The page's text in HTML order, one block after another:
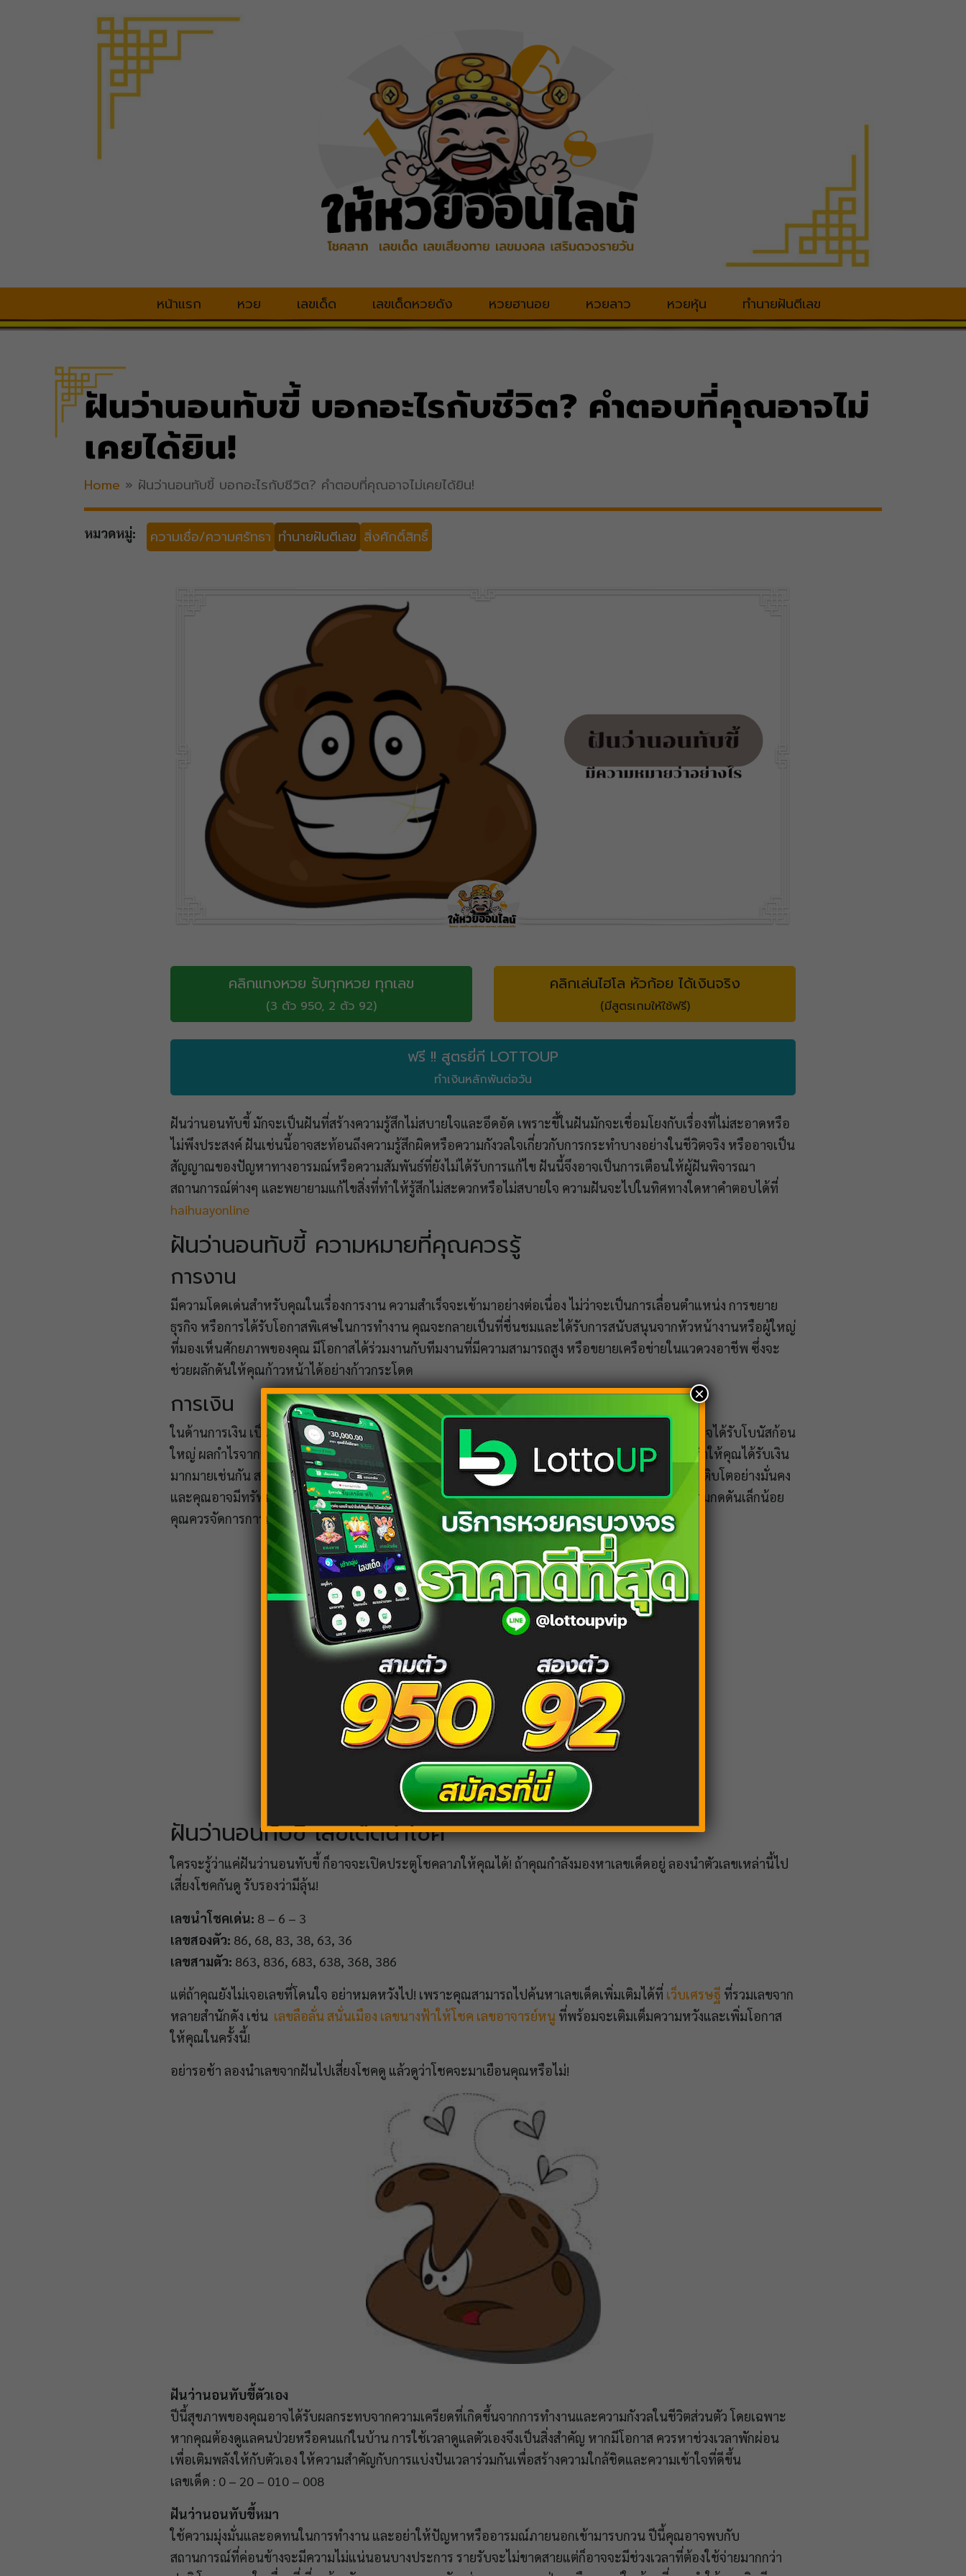
หน้าแรก หวย เลขเด็ด เลขเด็ดหวยดัง หวยฮานอย หวยลาว หวยหุ้น ทำนายฝันตีเลข
ฝันว่านอนทับขี้ บอกอะไรกับชีวิต? คำตอบที่คุณอาจไม่
เคยได้ยิน!
Home » ฝันว่านอนทับขี้ บอกอะไรกับชีวิต? คำตอบที่คุณอาจไม่เคยได้ยิน!
หมวดหมู่: ความเชื่อ/ความศรัทธา ทำนายฝันตีเลข สิ่งศักดิ์สิทธิ์
คลิกแทงหวย รับทุกหวย ทุกเลข
(3 ตัว 950, 2 ตัว 92)
คลิกเล่นไฮโล หัวก้อย ได้เงินจริง
(มีสูตรเกมให้ใช้ฟรี)
ฟรี !! สูตรยี่กี LOTTOUP
ทำเงินหลักพันต่อวัน
ฝันว่านอนทับขี้ มักจะเป็นฝันที่สร้างความรู้สึกไม่สบายใจและอึดอัด เพราะขี้ในฝันมักจะเชื่อมโยงกับเรื่องที่ไม่สะอาดหรือ
ไม่พึงประสงค์ ฝันเช่นนี้อาจสะท้อนถึงความรู้สึกผิดหรือความกังวลใจเกี่ยวกับการกระทำบางอย่างในชีวิตจริง หรืออาจเป็น
สัญญาณของปัญหาทางอารมณ์หรือความสัมพันธ์ที่ยังไม่ได้รับการแก้ไข ฝันนี้จึงอาจเป็นการเตือนให้ผู้ฝันพิจารณา
สถานการณ์ต่างๆ และพยายามแก้ไขสิ่งที่ทำให้รู้สึกไม่สะดวกหรือไม่สบายใจ ความฝันจะไปในทิศทางใดหาคำตอบได้ที่
haihuayonline
ฝันว่านอนทับขี้ ความหมายที่คุณควรรู้
การงาน
มีความโดดเด่นสำหรับคุณในเรื่องการงาน ความสำเร็จจะเข้ามาอย่างต่อเนื่อง ไม่ว่าจะเป็นการเลื่อนตำแหน่ง การขยาย
ธุรกิจ หรือการได้รับโอกาสพิเศษในการทำงาน คุณจะกลายเป็นที่ชื่นชมและได้รับการสนับสนุนจากหัวหน้างานหรือผู้ใหญ่
ที่มองเห็นศักยภาพของคุณ มีโอกาสได้ร่วมงานกับทีมงานที่มีความสามารถสูง หรือขยายเครือข่ายในแวดวงอาชีพ ซึ่งจะ
ช่วยผลักดันให้คุณก้าวหน้าได้อย่างก้าวกระโดด
การเงิน
ในด้านการเงิน เป็นจังหวะทองของคุณ รายรับจะเพิ่มขึ้นอย่างมากจากทั้งงานประจำและงานเสริม คุณอาจได้รับโบนัสก้อน
ใหญ่ ผลกำไรจากการลงทุน หรือมีโอกาสใหม่ๆที่สร้างรายได้มหาศาลเข้ามา การเสี่ยงดวงเสี่ยงโชคอาจทำให้คุณได้รับเงิน
มากมายเช่นกัน สามารถลองซื้อหวยรัฐบาลหวยหุ้นหวยลาวหวยสิงคโปร์ได้เลยตอนนี้ ธุรกิจส่วนตัวจะเติบโตอย่างมั่นคง
และคุณอาจมีทรัพย์สินเพิ่มขึ้น เช่น การซื้อบ้านหรือรถใหม่ อย่างไรก็ตาม ความมั่งคั่งนี้อาจมาพร้อมความกดดันเล็กน้อย
คุณควรจัดการการเงินให้รอบคอบเพื่อป้องกันปัญหาในระยะยาว
ฝันว่านอนทับขี้ เลขเด็ดนำโชค
ใครจะรู้ว่าแค่ฝันว่านอนทับขี้ ก็อาจจะเปิดประตูโชคลาภให้คุณได้! ถ้าคุณกำลังมองหาเลขเด็ดอยู่ ลองนำตัวเลขเหล่านี้ไป
เสี่ยงโชคกันดู รับรองว่ามีลุ้น!
เลขนำโชคเด่น: 8 – 6 – 3
เลขสองตัว: 86, 68, 83, 38, 63, 36
เลขสามตัว: 863, 836, 683, 638, 368, 386
แต่ถ้าคุณยังไม่เจอเลขที่โดนใจ อย่าหมดหวังไป! เพราะคุณสามารถไปค้นหาเลขเด็ดเพิ่มเติมได้ที่ เว็บเศรษฐี ที่รวมเลขจาก
หลายสำนักดัง เช่น เลขลือลั่น สนั่นเมือง เลขนางฟ้าให้โชค เลขอาจารย์หนู ที่พร้อมจะเติมเต็มความหวังและเพิ่มโอกาส
ให้คุณในครั้งนี้!
อย่ารอช้า ลองนำเลขจากฝันไปเสี่ยงโชคดู แล้วดูว่าโชคจะมาเยือนคุณหรือไม่!
ฝันว่านอนทับขี้ตัวเอง
ปีนี้สุขภาพของคุณอาจได้รับผลกระทบจากความเครียดที่เกิดขึ้นจากการทำงานและความกังวลในชีวิตส่วนตัว โดยเฉพาะ
หากคุณต้องดูแลคนป่วยหรือคนแก่ในบ้าน การใช้เวลาดูแลตัวเองจึงเป็นสิ่งสำคัญ หากมีโอกาส ควรหาช่วงเวลาพักผ่อน
เพื่อเติมพลังให้กับตัวเอง ให้ความสำคัญกับการแบ่งปันเวลาร่วมกันเพื่อสร้างความใกล้ชิดและความเข้าใจที่ดีขึ้น
เลขเด็ด : 0 – 20 – 010 – 008
ฝันว่านอนทับขี้หมา
ใช้ความมุ่งมั่นและอดทนในการทำงาน และอย่าให้ปัญหาหรืออารมณ์ภายนอกเข้ามารบกวน ปีนี้คุณอาจพบกับ
สถานการณ์ที่ค่อนข้างจะมีความไม่แน่นอนบางประการ รายรับจะไม่ขาดสายแต่ก็อาจจะมีช่วงเวลาที่ต้องใช้จ่ายมากกว่า
×